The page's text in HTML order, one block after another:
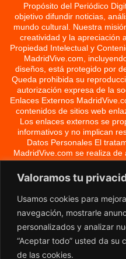
Valoramos tu
Usamos cookies para
navegación, mostrarle
personalizados y analizar
“Aceptar todo” usted da su
de las cookies.
Propósito del Periódico
objetivo difundir noticias,
mundo cultural. Nuestra
creatividad y la apreciación
Propiedad Intelectual y
MadridVive.com,
diseños, está protegido por
Queda prohibida su
autorización expresa de la
Enlaces Externos
contenidos de sitios web
Los enlaces externos se
informativos y no implican
Datos Personales El
MadridVive.com se realiza
de protección de datos.
derechos de acceso,
enviando una solicitud por
apartado 1. Modificaciones y
reserva el derecho de
estructura del periódico
tiene efecto a partir del 3 de
puede contactarnos a través
info@madridvive.com o